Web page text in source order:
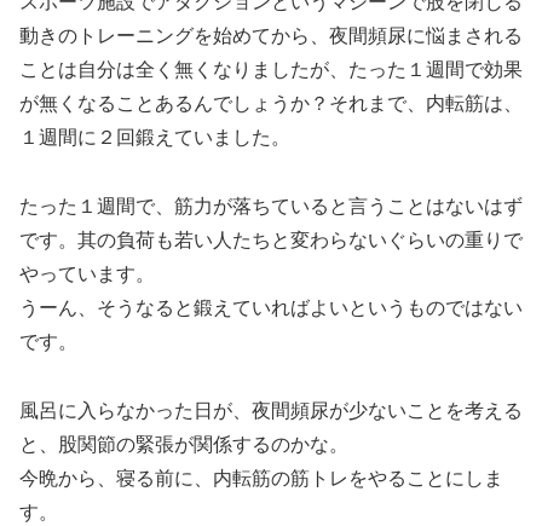
動きのトレーニングを始めてから、夜間頻尿に悩まされる
ことは自分は全く無くなりましたが、たった１週間で効果
が無くなることあるんでしょうか？それまで、内転筋は、
１週間に２回鍛えていました。
たった１週間で、筋力が落ちていると言うことはないはず
です。其の負荷も若い人たちと変わらないぐらいの重りで
やっています。
うーん、そうなると鍛えていればよいというものではない
です。
風呂に入らなかった日が、夜間頻尿が少ないことを考える
と、股関節の緊張が関係するのかな。
今晩から、寝る前に、内転筋の筋トレをやることにしま
す。